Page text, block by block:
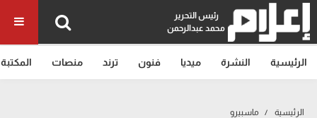
رئيس التحرير
محمد عبدالرحمن
الرئيسية النشرة ميديا فنون ترند منصات المكتبة
الرئيسية ماسبيرو